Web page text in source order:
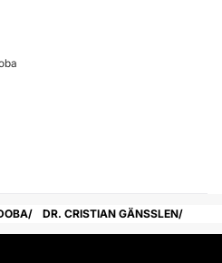
DR. CRISTIAN GÄNSSLEN